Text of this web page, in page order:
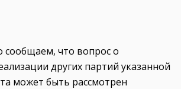
что вопрос о
других партий указанной
может быть рассмотрен